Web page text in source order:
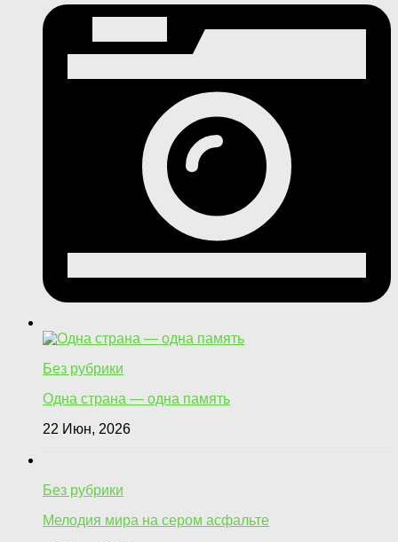
Без рубрики
Одна страна — одна память
22 Июн, 2026
Без рубрики
Мелодия мира на сером асфальте